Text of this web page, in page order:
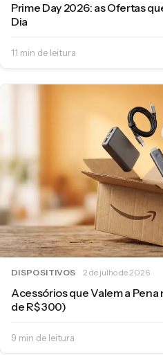
Prime Day 2026: as Ofertas
Dia
11 min de leitura
DISPOSITIVOS 2 de julho de 2026
Acessórios que Valem a
de R$ 300)
9 min de leitura